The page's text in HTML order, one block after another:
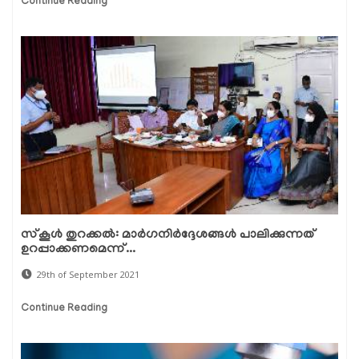
സ്‌കൂള്‍ തുറക്കല്‍: മാര്‍ഗനിര്‍ദ്ദേശങ്ങള്‍ പാലിക്കുന്നത്
ഉറപ്പാക്കണമെന്ന്...
29th of September 2021
Continue Reading